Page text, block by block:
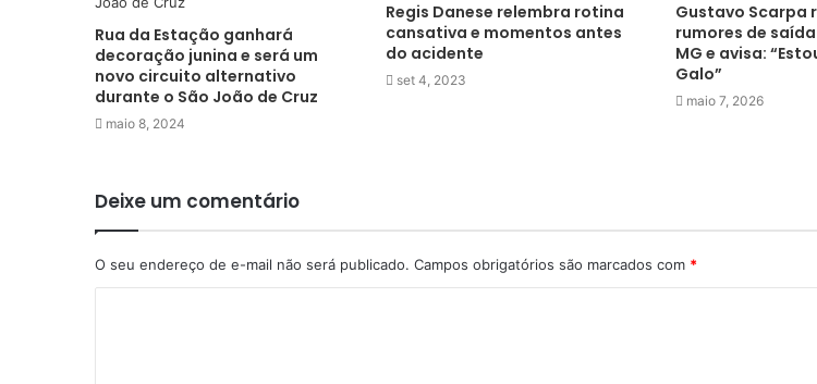
Rua da Estação ganhará
decoração junina e será um
novo circuito alternativo
durante o São João de Cruz
maio 8, 2024
Regis Danese relembra rotina
cansativa e momentos antes
do acidente
set 4, 2023
Gustavo Scarpa
rumores de
MG e avisa:
Galo”
maio 7, 2026
Deixe um comentário
O seu endereço de e-mail não será publicado. Campos obrigatórios são marcados com *